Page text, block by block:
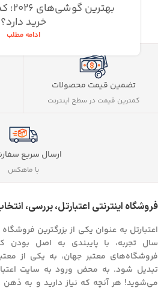
خرید دارد؟
ادامه مطلب
تضمین قیمت محصولات
کمترین قیمت در سطح اینترنت
ارسال سریع
با ماهکس
فروشگاه اینترنتی اعتبارتل، بررسی،
اعتبارتل به عنوان یکی از بزرگترین
سال تجربه، با پایبندی به اصل بودن
فروشگاه‌های معتبر جهان، به یکی از
تبدیل شود. به محض ورود به سایت
می‌شوید! هر آنچه که نیاز دارید و به ذهن